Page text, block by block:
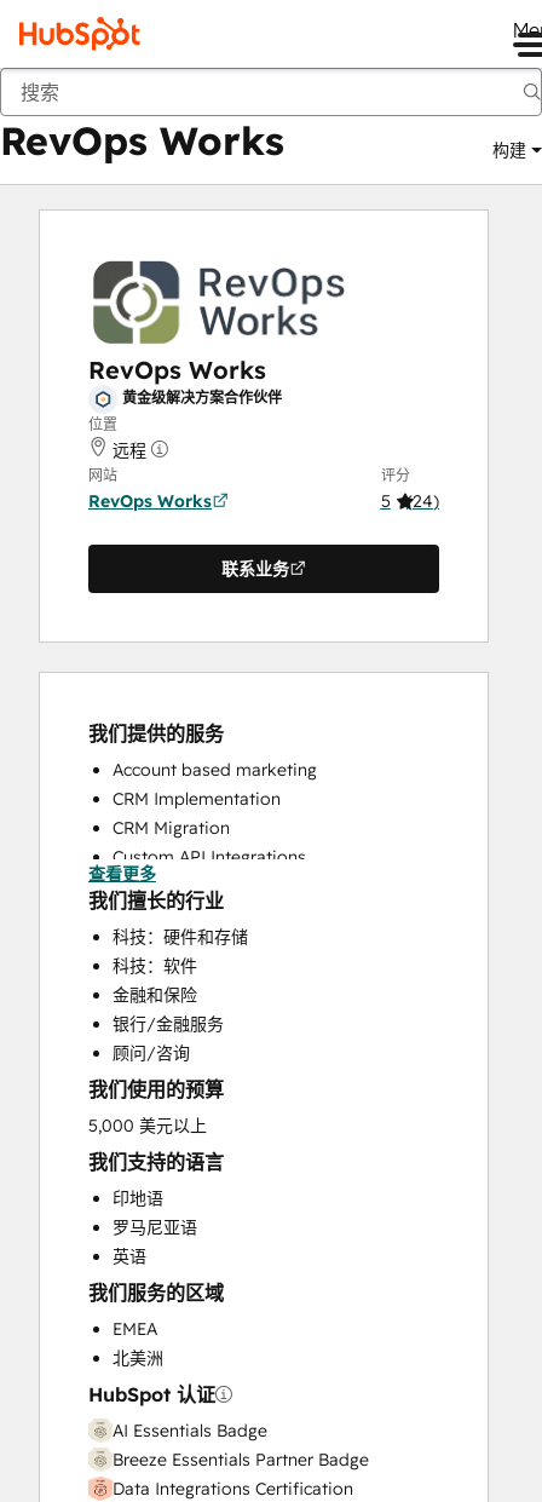
商城 解决方案合作伙伴
RevOps Works 构建
RevOps Works
黄金级解决方案合作伙伴
位置
远程
网站
RevOps Works
评分
5 (24)
联系业务
我们提供的服务
Account based marketing
CRM Implementation
CRM Migration
Custom API Integrations
Customer Marketing
Customer Success Training
Customer Support Training
Customer Survey and Analysis
Email Marketing
Full Inbound Marketing Services
Help Desk Implementation
HubSpot Onboarding
Knowledge Base Development
Marketing Hub Enterprise Onboarding
Marketing Hub Professional Onboarding
Programmable Automation
Sales and Marketing Alignment
Sales Coaching and Training
Sales Enablement
Sales Hub Enterprise Onboarding
Sales Hub Professional Onboarding
Service Hub Enterprise Onboarding
Service Hub Professional Onboarding
查看更多
我们擅长的行业
科技：硬件和存储
科技：软件
金融和保险
银行/金融服务
顾问/咨询
我们使用的预算
5,000 美元以上
我们支持的语言
印地语
罗马尼亚语
英语
我们服务的区域
EMEA
北美洲
HubSpot 认证
AI Essentials Badge
Breeze Essentials Partner Badge
Data Integrations Certification